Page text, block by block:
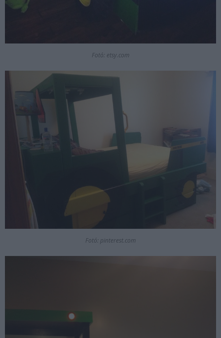
Fotó: etsy.com
Fotó: pinterest.com